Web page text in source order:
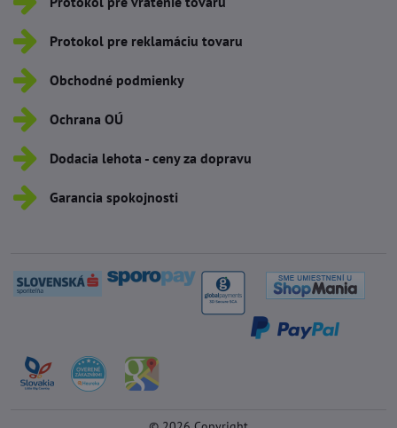
Protokol pre reklamáciu tovaru
Obchodné podmienky
Ochrana OÚ
Dodacia lehota - ceny za dopravu
Garancia spokojnosti